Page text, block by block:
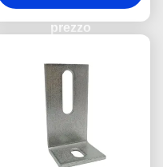
personalizzabile
prezzo